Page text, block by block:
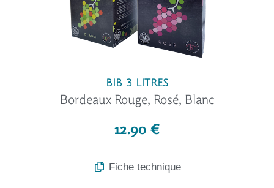
BIB 3 LITRES
Bordeaux Rouge, Rosé, Blanc
12.90 €
Fiche technique